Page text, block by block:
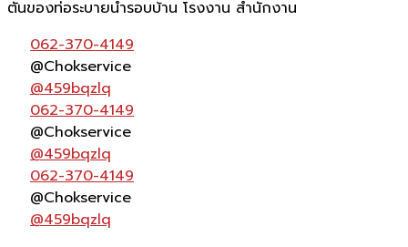
ตันของท่อระบายน้ำรอบบ้าน โรงงาน สำนักงาน
062-370-4149
@Chokservice
@459bqzlq
062-370-4149
@Chokservice
@459bqzlq
062-370-4149
@Chokservice
@459bqzlq